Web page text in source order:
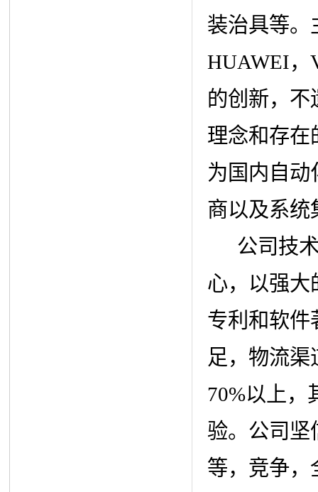
装治具等。
HUAWEI，
的创新，不
理念和存在
为国内自
商以及系统
公司技术
心，以强大
专利和软件
足，物流
70%以上，
验。公司坚
等，竞争，